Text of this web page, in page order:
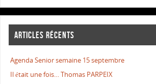
ARTICLES RÉCENTS
Agenda Senior semaine 15 septembre
Il était une fois… Thomas PARPEIX